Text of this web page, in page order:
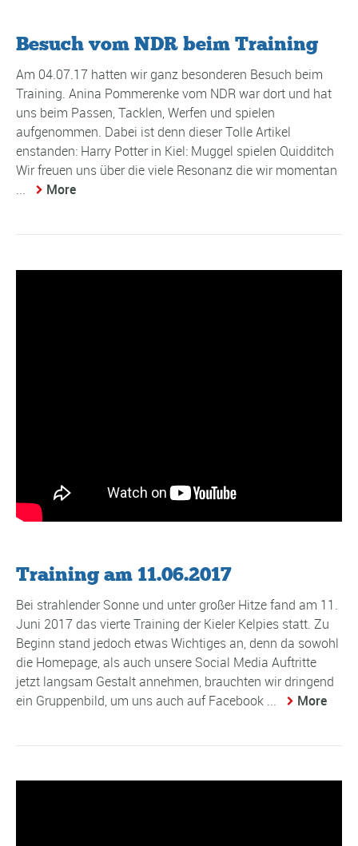
Besuch vom NDR beim Training
Am 04.07.17 hatten wir ganz besonderen Besuch beim
Training. Anina Pommerenke vom NDR war dort und hat
uns beim Passen, Tacklen, Werfen und spielen
aufgenommen. Dabei ist denn dieser Tolle Artikel
enstanden: Harry Potter in Kiel: Muggel spielen Quidditch
Wir freuen uns über die viele Resonanz die wir momentan
...
More
Training am 11.06.2017
Bei strahlender Sonne und unter großer Hitze fand am 11.
Juni 2017 das vierte Training der Kieler Kelpies statt. Zu
Beginn stand jedoch etwas Wichtiges an, denn da sowohl
die Homepage, als auch unsere Social Media Auftritte
jetzt langsam Gestalt annehmen, brauchten wir dringend
ein Gruppenbild, um uns auch auf Facebook ...
More